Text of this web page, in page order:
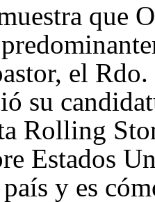
que
el
su
Rolling
Estados
y es